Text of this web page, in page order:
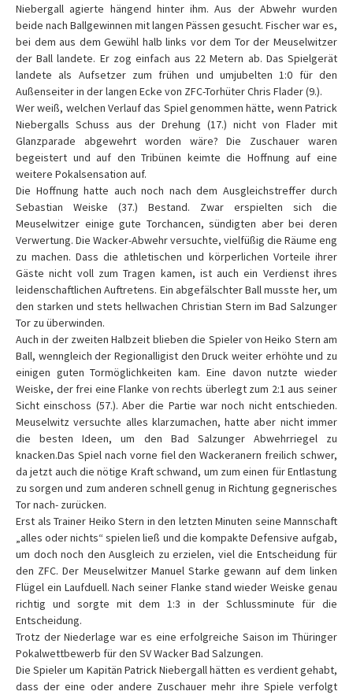
Niebergall agierte hängend hinter ihm. Aus der Abwehr wurden
beide nach Ballgewinnen mit langen Pässen gesucht. Fischer war es,
bei dem aus dem Gewühl halb links vor dem Tor der Meuselwitzer
der Ball landete. Er zog einfach aus 22 Metern ab. Das Spielgerät
landete als Aufsetzer zum frühen und umjubelten 1:0 für den
Außenseiter in der langen Ecke von ZFC-Torhüter Chris Flader (9.).
Wer weiß, welchen Verlauf das Spiel genommen hätte, wenn Patrick
Niebergalls Schuss aus der Drehung (17.) nicht von Flader mit
Glanzparade abgewehrt worden wäre? Die Zuschauer waren
begeistert und auf den Tribünen keimte die Hoffnung auf eine
weitere Pokalsensation auf.
Die Hoffnung hatte auch noch nach dem Ausgleichstreffer durch
Sebastian Weiske (37.) Bestand. Zwar erspielten sich die
Meuselwitzer einige gute Torchancen, sündigten aber bei deren
Verwertung. Die Wacker-Abwehr versuchte, vielfüßig die Räume eng
zu machen. Dass die athletischen und körperlichen Vorteile ihrer
Gäste nicht voll zum Tragen kamen, ist auch ein Verdienst ihres
leidenschaftlichen Auftretens. Ein abgefälschter Ball musste her, um
den starken und stets hellwachen Christian Stern im Bad Salzunger
Tor zu überwinden.
Auch in der zweiten Halbzeit blieben die Spieler von Heiko Stern am
Ball, wenngleich der Regionalligist den Druck weiter erhöhte und zu
einigen guten Tormöglichkeiten kam. Eine davon nutzte wieder
Weiske, der frei eine Flanke von rechts überlegt zum 2:1 aus seiner
Sicht einschoss (57.). Aber die Partie war noch nicht entschieden.
Meuselwitz versuchte alles klarzumachen, hatte aber nicht immer
die besten Ideen, um den Bad Salzunger Abwehrriegel zu
knacken.Das Spiel nach vorne fiel den Wackeranern freilich schwer,
da jetzt auch die nötige Kraft schwand, um zum einen für Entlastung
zu sorgen und zum anderen schnell genug in Richtung gegnerisches
Tor nach- zurücken.
Erst als Trainer Heiko Stern in den letzten Minuten seine Mannschaft
„alles oder nichts“ spielen ließ und die kompakte Defensive aufgab,
um doch noch den Ausgleich zu erzielen, viel die Entscheidung für
den ZFC. Der Meuselwitzer Manuel Starke gewann auf dem linken
Flügel ein Laufduell. Nach seiner Flanke stand wieder Weiske genau
richtig und sorgte mit dem 1:3 in der Schlussminute für die
Entscheidung.
Trotz der Niederlage war es eine erfolgreiche Saison im Thüringer
Pokalwettbewerb für den SV Wacker Bad Salzungen.
Die Spieler um Kapitän Patrick Niebergall hätten es verdient gehabt,
dass der eine oder andere Zuschauer mehr ihre Spiele verfolgt